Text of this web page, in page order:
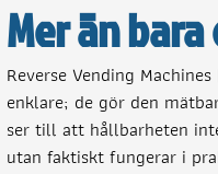
Mer än
Reverse Vending
enklare; de gör den
ser till att hållbarheten
utan faktiskt fungerar i